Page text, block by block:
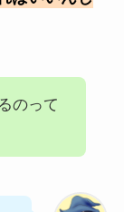
のって